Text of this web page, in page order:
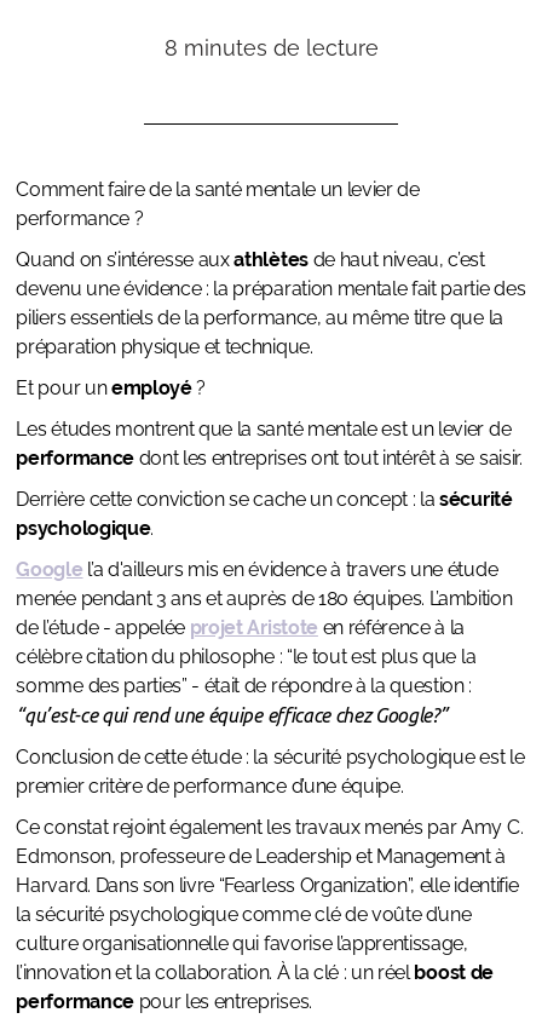
8 minutes de lecture
Comment faire de la santé mentale un levier de
performance ?
Quand on s’intéresse auxathlètesde haut niveau, c’est
devenu une évidence : la préparation mentale fait partie des
piliers essentiels de la performance, au même titre que la
préparation physique et technique.
Et pour unemployé?
Les études montrent que la santé mentale est un levier de
performancedont les entreprises ont tout intérêt à se saisir.
Derrière cette conviction se cache un concept : lasécurité
psychologique.
Google l’a d'ailleurs mis en évidence à travers une étude
menée pendant 3 ans et auprès de 180 équipes. L’ambition
de l’étude - appelée projet Aristote en référence à la
célèbre citation du philosophe : “le tout est plus que la
somme des parties” - était de répondre à la question :
“qu’est-ce qui rend une équipe efficace chez Google?”
Conclusion de cette étude : la sécurité psychologique est le
premier critère de performance d’une équipe.
Ce constat rejoint également les travaux menés par Amy C.
Edmonson, professeure de Leadership et Management à
Harvard. Dans son livre “Fearless Organization”, elle identifie
la sécurité psychologique comme clé de voûte d’une
culture organisationnelle qui favorise l’apprentissage,
l’innovation et la collaboration. À la clé : un réel boost de
performancepour les entreprises.